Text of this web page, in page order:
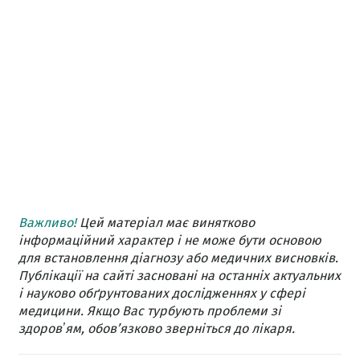
Важливо!Цей матеріал має винятково
інформаційний характер і не може бути основою
для встановлення діагнозу або медичних висновків.
Публікації на сайті засновані на останніх актуальних
і науково обґрунтованих дослідженнях у сфері
медицини. Якщо Вас турбують проблеми зі
здоровʼям, обов’язково зверніться до лікаря.